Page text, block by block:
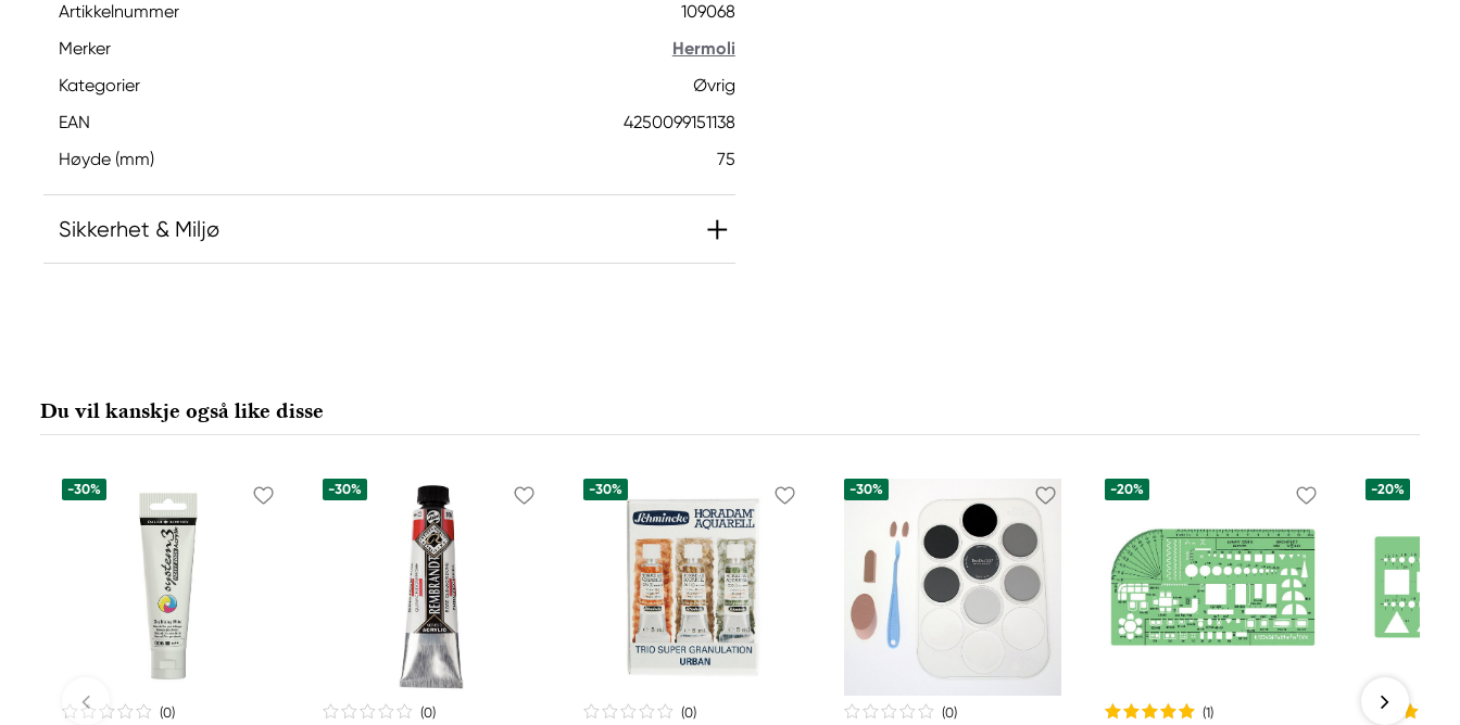
Artikkelnummer
109068
Merker
Hermoli
Kategorier
Øvrig
EAN
4250099151138
Høyde (mm)
75
Sikkerhet & Miljø
37586 Dassel, Germany
info@jhcon.de
Du vil kanskje også like disse
-30%
(0)
-30%
(0)
-30%
(0)
-30%
(0)
-20%
(1)
-20%